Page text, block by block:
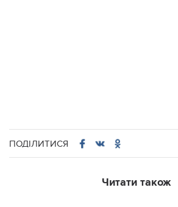
ПОДІЛИТИСЯ
Читати також